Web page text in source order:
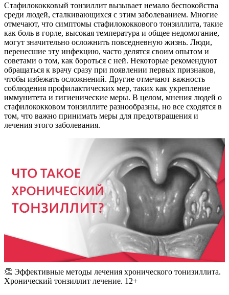
Стафилококковый тонзиллит вызывает немало беспокойства
среди людей, сталкивающихся с этим заболеванием. Многие
отмечают, что симптомы стафилококкового тонзиллита, такие
как боль в горле, высокая температура и общее недомогание,
могут значительно осложнить повседневную жизнь. Люди,
перенесшие эту инфекцию, часто делятся своим опытом и
советами о том, как бороться с ней. Некоторые рекомендуют
обращаться к врачу сразу при появлении первых признаков,
чтобы избежать осложнений. Другие отмечают важность
соблюдения профилактических мер, таких как укрепление
иммунитета и гигиенические меры. В целом, мнения людей о
стафилококковом тонзиллите разнообразны, но все сходятся в
том, что важно принимать меры для предотвращения и
лечения этого заболевания.
👏 Эффективные методы лечения хронического тонизиллита.
Хронический тонзиллит лечение. 12+